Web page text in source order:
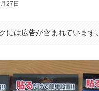
27日
には広告が含まれています。